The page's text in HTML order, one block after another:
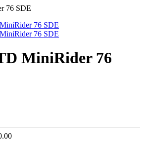
76 SDE
MiniRider 76